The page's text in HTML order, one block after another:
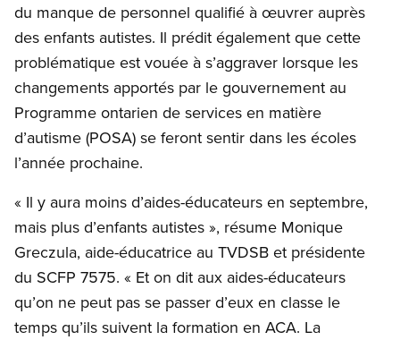
du manque de personnel qualifié à œuvrer auprès
des enfants autistes. Il prédit également que cette
problématique est vouée à s’aggraver lorsque les
changements apportés par le gouvernement au
Programme ontarien de services en matière
d’autisme (POSA) se feront sentir dans les écoles
l’année prochaine.
« Il y aura moins d’aides-éducateurs en septembre,
mais plus d’enfants autistes », résume Monique
Greczula, aide-éducatrice au TVDSB et présidente
du SCFP 7575. « Et on dit aux aides-éducateurs
qu’on ne peut pas se passer d’eux en classe le
temps qu’ils suivent la formation en ACA. La